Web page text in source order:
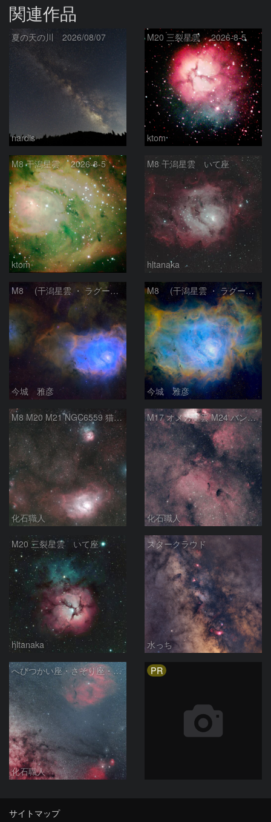
関連作品
夏の天の川 2026/08/07
nardis
M20 三裂星雲 2026-8-5
ktom
M8 干潟星雲 2026-8-5
ktom
M8 干潟星雲 いて座
hltanaka
M8 (干潟星雲 ・ ラグーン（Lagoon）星雲)
今城 雅彦
M8 (干潟星雲 ・ ラグーン（Lagoon）星雲)
今城 雅彦
M8 M20 M21 NGC6559 猫の手星雲 いて座
化石職人
M17 オメガ星雲 M24 バンビの横顔 いて座
化石職人
M20 三裂星雲 いて座
hltanaka
スタークラウド
水っち
へびつかい座・さそり座・いて座と天の川
化石職人
PR
サイトマップ